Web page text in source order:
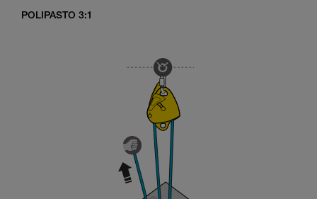
POLIPASTO 3:1